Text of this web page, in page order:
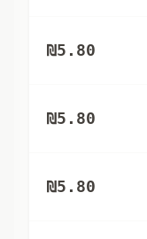
₪5.80
₪5.80
₪5.80